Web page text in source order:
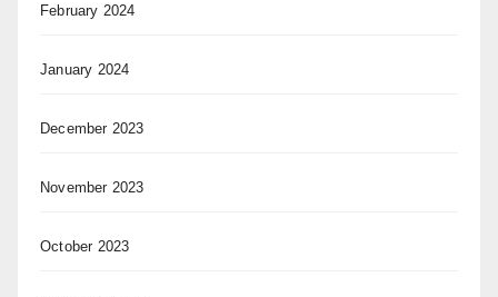
February 2024
January 2024
December 2023
November 2023
October 2023